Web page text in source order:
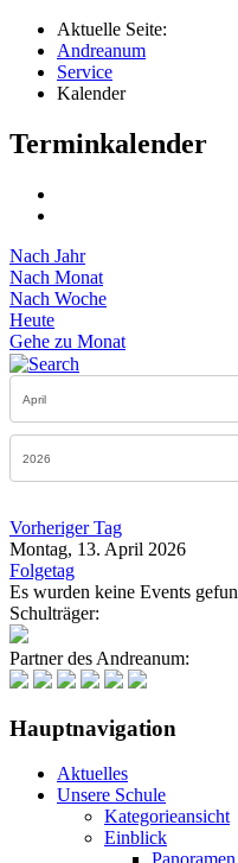
Aktuelle Seite:
Andreanum
Service
Kalender
Terminkalender
Nach Jahr
Nach Monat
Nach Woche
Heute
Gehe zu Monat
Vorheriger Tag
Montag, 13. April 2026
Folgetag
Es wurden keine Events
Schulträger:
Partner des Andreanum:
Hauptnavigation
Aktuelles
Unsere Schule
Kategorieansicht
Einblick